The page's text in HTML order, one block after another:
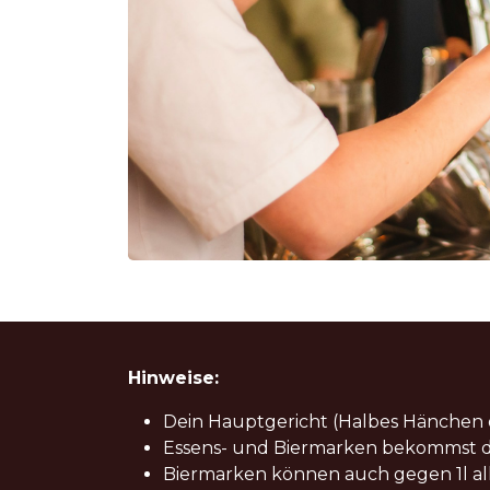
Hinweise:
Dein Hauptgericht (Halbes
Essens- und Biermarken bekommst
Biermarken können auch gegen 1l